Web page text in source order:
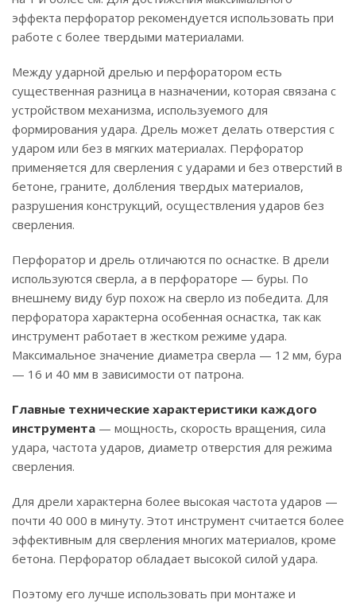
эффекта перфоратор рекомендуется использовать при
работе с более твердыми материалами.
Между ударной дрелью и перфоратором есть
существенная разница в назначении, которая связана с
устройством механизма, используемого для
формирования удара. Дрель может делать отверстия с
ударом или без в мягких материалах. Перфоратор
применяется для сверления с ударами и без отверстий в
бетоне, граните, долбления твердых материалов,
разрушения конструкций, осуществления ударов без
сверления.
Перфоратор и дрель отличаются по оснастке. В дрели
используются сверла, а в перфораторе — буры. По
внешнему виду бур похож на сверло из победита. Для
перфоратора характерна особенная оснастка, так как
инструмент работает в жестком режиме удара.
Максимальное значение диаметра сверла — 12 мм, бура
— 16 и 40 мм в зависимости от патрона.
Главные технические характеристики каждого
инструмента — мощность, скорость вращения, сила
удара, частота ударов, диаметр отверстия для режима
сверления.
Для дрели характерна более высокая частота ударов —
почти 40 000 в минуту. Этот инструмент считается более
эффективным для сверления многих материалов, кроме
бетона. Перфоратор обладает высокой силой удара.
Поэтому его лучше использовать при монтаже и